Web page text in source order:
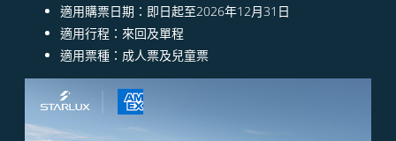
適用購票日期：即日起至2026年12月31日
適用行程：來回及單程
適用票種：成人票及兒童票